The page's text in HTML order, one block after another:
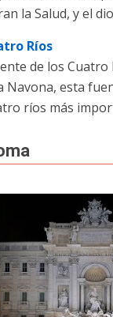
la Salud, y el
Ríos
de los Cuatro
Navona, esta
ríos más